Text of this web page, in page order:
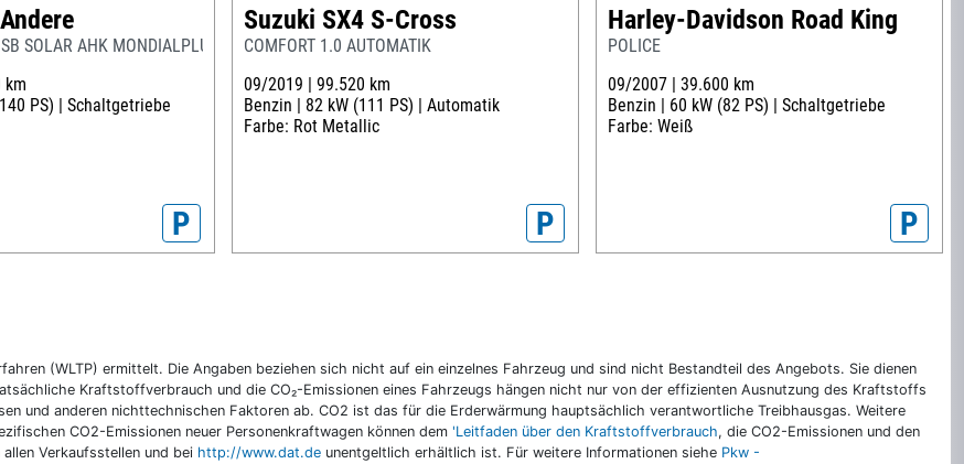
SOLAR AHK MONDIALPLUS TV
km
PS) | Schaltgetriebe
P
Suzuki SX4 S-Cross
COMFORT 1.0 AUTOMATIK
09/2019 | 99.520 km
Benzin | 82 kW (111 PS) | Automatik
Farbe: Rot Metallic
P
Harley-Davidson Road King
POLICE
09/2007 | 39.600 km
Benzin | 60 kW (82 PS) | Schaltgetriebe
Farbe: Weiß
P
(WLTP) ermittelt. Die Angaben beziehen sich nicht auf ein einzelnes Fahrzeug und sind nicht Bestandteil des Angebots. Sie dienen
Kraftstoffverbrauch und die CO₂-Emissionen eines Fahrzeugs hängen nicht nur von der effizienten Ausnutzung des Kraftstoffs
und anderen nichttechnischen Faktoren ab. CO2 ist das für die Erderwärmung hauptsächlich verantwortliche Treibhausgas. Weitere
CO2-Emissionen neuer Personenkraftwagen können dem 'Leitfaden über den Kraftstoffverbrauch, die CO2-Emissionen und den
Verkaufsstellen und bei http://www.dat.deunentgeltlich erhältlich ist. Für weitere Informationen siehe Pkw -